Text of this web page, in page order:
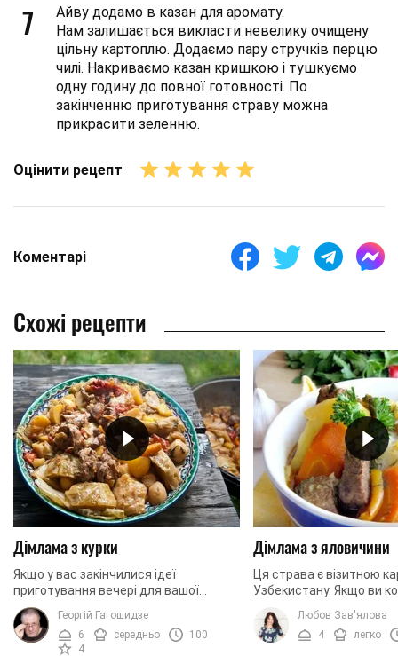
7
Айву додамо в казан для аромату.
Нам залишається викласти невелику очищену
цільну картоплю. Додаємо пару стручків перцю
чилі. Накриваємо казан кришкою і тушкуємо
одну годину до повної готовності. По
закінченню приготування страву можна
прикрасити зеленню.
Оцінити рецепт
Коментарі
Схожі рецепти
Дімлама з курки
Якщо у вас закінчилися ідеї
приготування вечері для вашої
родини, то обов'язково варто
придивитися до цієї страви. Таку
страву оцінить багато хто, ...
Георгій Гагошидзе
6
середньо
100
4
Дімлама з яловичини
Ця страва є візитною
Узбекистану. Якщо ви
обов'язково варто
страву. Але якщо ...
Любов Зав'ялова
4
легко